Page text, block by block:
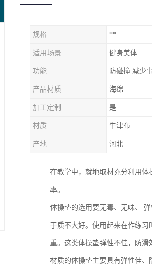
规格 **
适用场景 健身美体
功能 防碰撞 减少
产品材质 海绵
加工定制 是
材质 牛津布
产地 河北
在教学中，就地取材充分利用
率。
体操垫的选用要无毒、无味、
于质不大好。使用起来在作练
重。这类体操垫弹性不佳，防滑
材质的体操垫主要具有弹性佳、